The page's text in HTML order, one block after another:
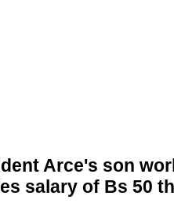
Arce's son
salary of Bs 50